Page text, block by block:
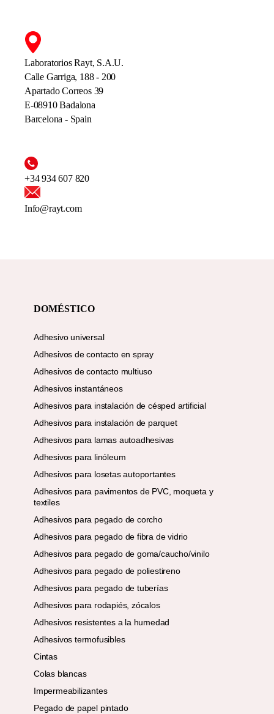
Laboratorios Rayt, S.A.U.
Calle Garriga, 188 - 200
Apartado Correos 39
E-08910 Badalona
Barcelona - Spain
+34 934 607 820
Info@rayt.com
DOMÉSTICO
Adhesivo universal
Adhesivos de contacto en spray
Adhesivos de contacto multiuso
Adhesivos instantáneos
Adhesivos para instalación de césped artificial
Adhesivos para instalación de parquet
Adhesivos para lamas autoadhesivas
Adhesivos para linóleum
Adhesivos para losetas autoportantes
Adhesivos para pavimentos de PVC, moqueta y
textiles
Adhesivos para pegado de corcho
Adhesivos para pegado de fibra de vidrio
Adhesivos para pegado de goma/caucho/vinilo
Adhesivos para pegado de poliestireno
Adhesivos para pegado de tuberías
Adhesivos para rodapiés, zócalos
Adhesivos resistentes a la humedad
Adhesivos termofusibles
Cintas
Colas blancas
Impermeabilizantes
Pegado de papel pintado